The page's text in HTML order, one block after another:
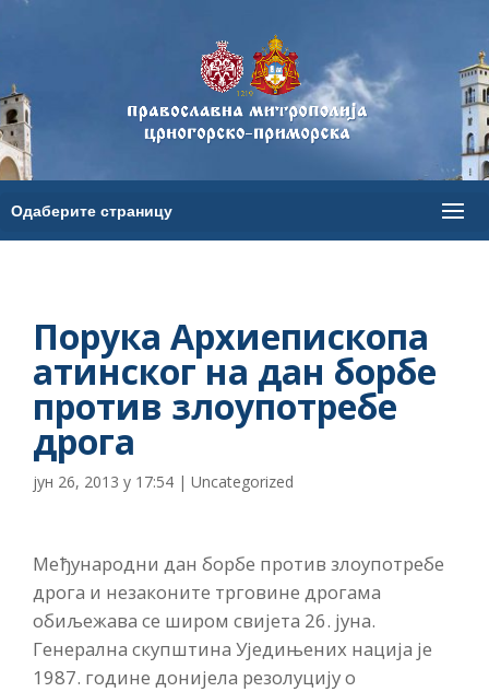
Порука Архиепископа
атинског на дан борбе
против злоупотребе
дрога
јун 26, 2013 у 17:54 | Uncategorized
Међународни дан борбе против злоупотребе
дрога и незаконите трговине дрогама
обиљежава се широм свијета 26. јуна.
Генерална скупштина Уједињених нација је
1987. године донијела резолуцију о